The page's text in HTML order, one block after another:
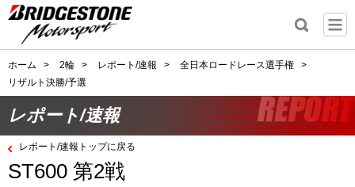
ホーム > 2輪 > レポート/速報 > 全日本ロードレース選手権
>
リザルト決勝/予選
レポート/速報
レポート/速報トップに戻る
ST600 第2戦